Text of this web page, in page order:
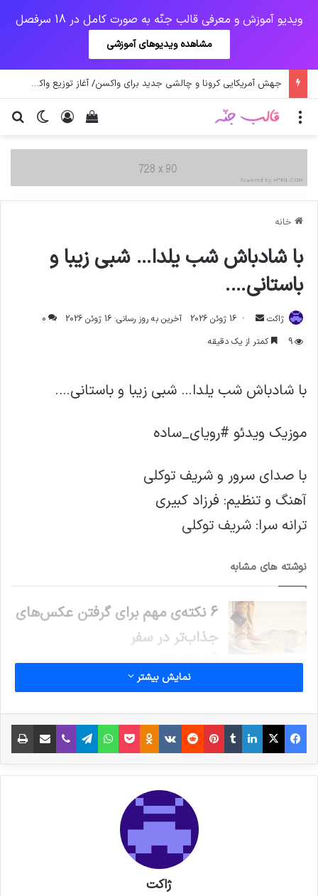
ویدیو آموزش و معرفی قالب جنّه به صورت کامل در 18 سرفصل
مشاهده ویدیوهای آموزشی
جهش آمریکایی کرونا و چالشی جدید برای واکسن/ آغاز توزیع واکسن از سوی اتحادیه کوواکس
تغییر ورود
دیدن سبد خرید منو
خانه
با شادباش شب یلدا… شبی زیبا و
باستانی….
ژاکت
ارسال
ایمیل
16 ژوئن 2026 آخرین به روز رسانی: 16 ژوئن 2026
0
9
کمتر از یک دقیقه
با شادباش شب یلدا… شبی زیبا و باستانی….
موزیک ویدئو #رویای_ساده
با صدای سرور و شریف توکلی
آهنگ و تنظیم: فرزاد کبیری
ترانه سرا: شریف توکلی
نوشته های مشابه
6 نکته‌ی مهم برای گرفتن عکس‌های
جذاب‌تر در سفر
خداحافظی زود هنگام بازیکن تیم
ملی فوتسال از دنیای بازی
نمایش بیشتر
فیس بوک X لینکدین
‫تامبلر‫پین‌ترست
‫رددیت‫VKontakte
‫Odnoklassniki
پاکتواتس آپ تلگراموایبر اشتراک گذاری از طریق ایمیل
ژاکت